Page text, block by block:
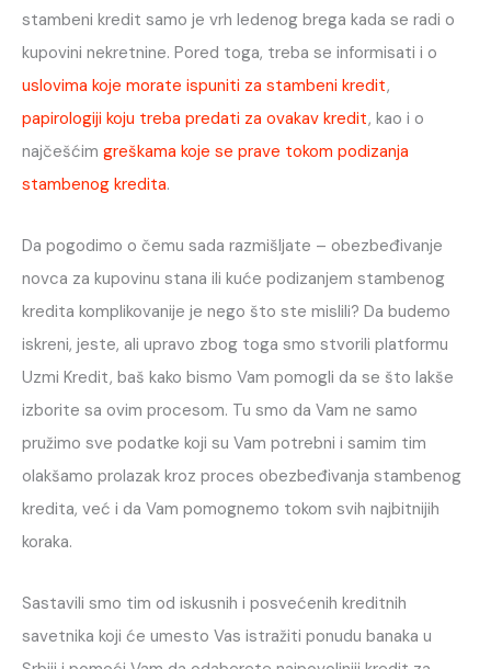
stambeni kredit samo je vrh ledenog brega kada se radi o
kupovini nekretnine. Pored toga, treba se informisati i o
uslovima koje morate ispuniti za stambeni kredit,
papirologiji koju treba predati za ovakav kredit, kao i o
najčešćim greškama koje se prave tokom podizanja
stambenog kredita.
Da pogodimo o čemu sada razmišljate – obezbeđivanje
novca za kupovinu stana ili kuće podizanjem stambenog
kredita komplikovanije je nego što ste mislili? Da budemo
iskreni, jeste, ali upravo zbog toga smo stvorili platformu
Uzmi Kredit, baš kako bismo Vam pomogli da se što lakše
izborite sa ovim procesom. Tu smo da Vam ne samo
pružimo sve podatke koji su Vam potrebni i samim tim
olakšamo prolazak kroz proces obezbeđivanja stambenog
kredita, već i da Vam pomognemo tokom svih najbitnijih
koraka.
Sastavili smo tim od iskusnih i posvećenih kreditnih
savetnika koji će umesto Vas istražiti ponudu banaka u